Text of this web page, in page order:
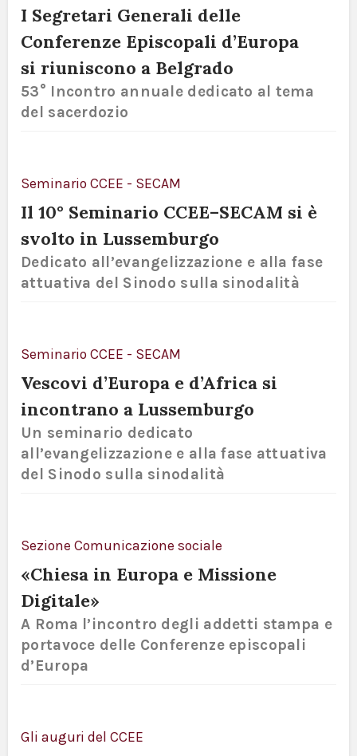
I Segretari Generali delle
Conferenze Episcopali d’Europa
si riuniscono a Belgrado
53° Incontro annuale dedicato al tema
del sacerdozio
Seminario CCEE - SECAM
Il 10° Seminario CCEE–SECAM si è
svolto in Lussemburgo
Dedicato all’evangelizzazione e alla fase
attuativa del Sinodo sulla sinodalità
Seminario CCEE - SECAM
Vescovi d’Europa e d’Africa si
incontrano a Lussemburgo
Un seminario dedicato
all’evangelizzazione e alla fase attuativa
del Sinodo sulla sinodalità
Sezione Comunicazione sociale
«Chiesa in Europa e Missione
Digitale»
A Roma l’incontro degli addetti stampa e
portavoce delle Conferenze episcopali
d’Europa
Gli auguri del CCEE